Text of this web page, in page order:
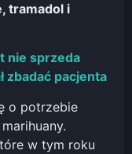
tramadol i
nie sprzeda
zbadać pacjenta
o potrzebie
w tym roku